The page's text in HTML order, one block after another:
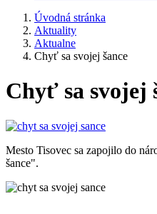
Úvodná stránka
Aktuality
Aktualne
Chyť sa svojej šance
Chyť sa svojej
Mesto Tisovec sa zapojilo do
šance".